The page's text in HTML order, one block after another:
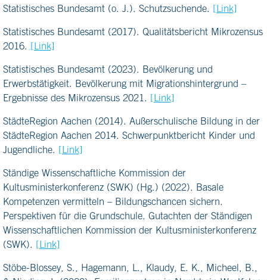
Statistisches Bundesamt (o. J.). Schutzsuchende. [Link]
Statistisches Bundesamt (2017). Qualitätsbericht Mikrozensus
2016. [Link]
Statistisches Bundesamt (2023). Bevölkerung und
Erwerbstätigkeit. Bevölkerung mit Migrationshintergrund –
Ergebnisse des Mikrozensus 2021. [Link]
StädteRegion Aachen (2014). Außerschulische Bildung in der
StädteRegion Aachen 2014. Schwerpunktbericht Kinder und
Jugendliche. [Link]
Ständige Wissenschaftliche Kommission der
Kultusministerkonferenz (SWK) (Hg.) (2022). Basale
Kompetenzen vermitteln – Bildungschancen sichern.
Perspektiven für die Grundschule. Gutachten der Ständigen
Wissenschaftlichen Kommission der Kultusministerkonferenz
(SWK). [Link]
Stöbe-Blossey, S., Hagemann, L., Klaudy, E. K., Micheel, B.,